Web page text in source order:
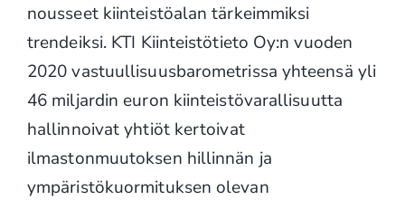
nousseet kiinteistöalan tärkeimmiksi
trendeiksi. KTI Kiinteistötieto Oy:n vuoden
2020 vastuullisuusbarometrissa yhteensä yli
46 miljardin euron kiinteistövarallisuutta
hallinnoivat yhtiöt kertoivat
ilmastonmuutoksen hillinnän ja
ympäristökuormituksen olevan